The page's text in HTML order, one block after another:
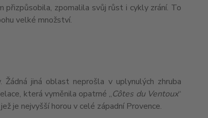
zpomalila svůj růst i cykly zrání. To
velké množství.
jiná oblast neprošla v uplynulých zhruba
která vyměnila opatrné „Côtes du Ventoux“
je nejvyšší horou v celé západní Provence.